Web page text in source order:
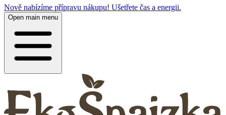
Nově nabízíme přípravu nákupu! Ušetřete čas a energii.
Open main menu